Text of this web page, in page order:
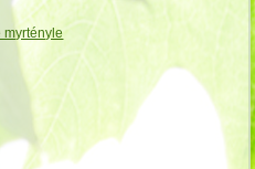
myrtényle